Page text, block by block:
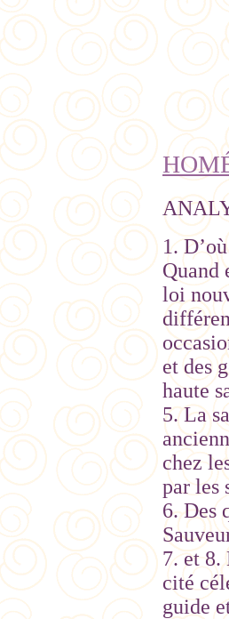
1.
Quand
loi
et des
haute
5. La
chez
par les
6. Des
7. et 8.
cité
guide